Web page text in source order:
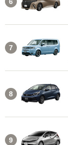
6
7
8
9